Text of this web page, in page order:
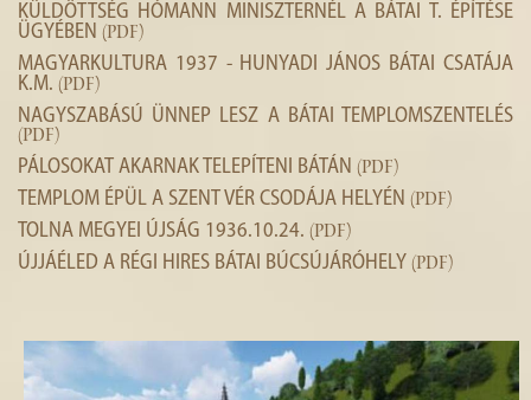
KÜLDÖTTSÉG HÓMANN MINISZTERNÉL A BÁTAI T. ÉPÍTÉSE
ÜGYÉBEN (PDF)
MAGYARKULTURA 1937 - HUNYADI JÁNOS BÁTAI CSATÁJA
K.M. (PDF)
NAGYSZABÁSÚ ÜNNEP LESZ A BÁTAI TEMPLOMSZENTELÉS
(PDF)
PÁLOSOKAT AKARNAK TELEPÍTENI BÁTÁN (PDF)
TEMPLOM ÉPÜL A SZENT VÉR CSODÁJA HELYÉN (PDF)
TOLNA MEGYEI ÚJSÁG 1936.10.24. (PDF)
ÚJJÁÉLED A RÉGI HIRES BÁTAI BÚCSÚJÁRÓHELY (PDF)